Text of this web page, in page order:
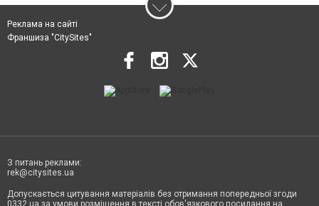
Реклама на сайті
Франшиза "CitySites"
З питань реклами:
rek@citysites.ua
Допускається цитування матеріалів без отримання попередньої згоди
0332.ua за умови розміщення в тексті обов'язкового посилання на